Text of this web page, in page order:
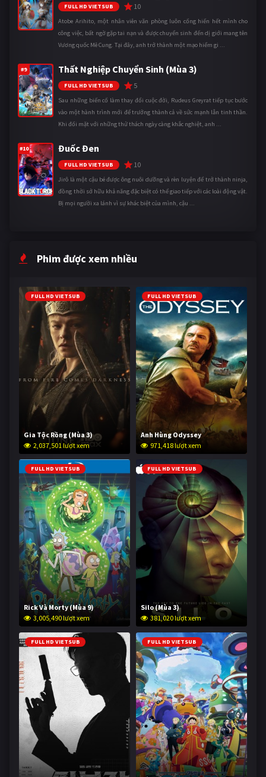
FULL HD VIETSUB 10
Atobe Arihito, một nhân viên văn phòng luôn cống hiến hết mình cho
công việc, bất ngờ gặp tai nạn và được chuyển sinh đến dị giới mang tên
Vương quốc Mê Cung. Tại đây, anh trở thành một mạo hiểm gi ...
#9 Thất Nghiệp Chuyển Sinh (Mùa 3)
FULL HD VIETSUB 5
Sau những biến cố làm thay đổi cuộc đời, Rudeus Greyrat tiếp tục bước
vào một hành trình mới để trưởng thành cả về sức mạnh lẫn tinh thần.
Khi đối mặt với những thử thách ngày càng khắc nghiệt, anh ...
#10 Đuốc Đen
FULL HD VIETSUB 10
Jirô là một cậu bé được ông nuôi dưỡng và rèn luyện để trở thành ninja,
đồng thời sở hữu khả năng đặc biệt có thể giao tiếp với các loài động vật.
Bị mọi người xa lánh vì sự khác biệt của mình, cậu ...
Phim được xem nhiều
FULL HD VIETSUB
Gia Tộc Rồng (Mùa 3)
2,037,501 lượt xem
FULL HD VIETSUB
Anh Hùng Odyssey
971,418 lượt xem
FULL HD VIETSUB
Rick Và Morty (Mùa 9)
3,005,490 lượt xem
FULL HD VIETSUB
Silo (Mùa 3)
381,020 lượt xem
FULL HD VIETSUB FULL HD VIETSUB